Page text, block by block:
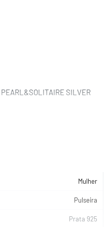
SILVER
Mulher
Pulseira
Prata 925